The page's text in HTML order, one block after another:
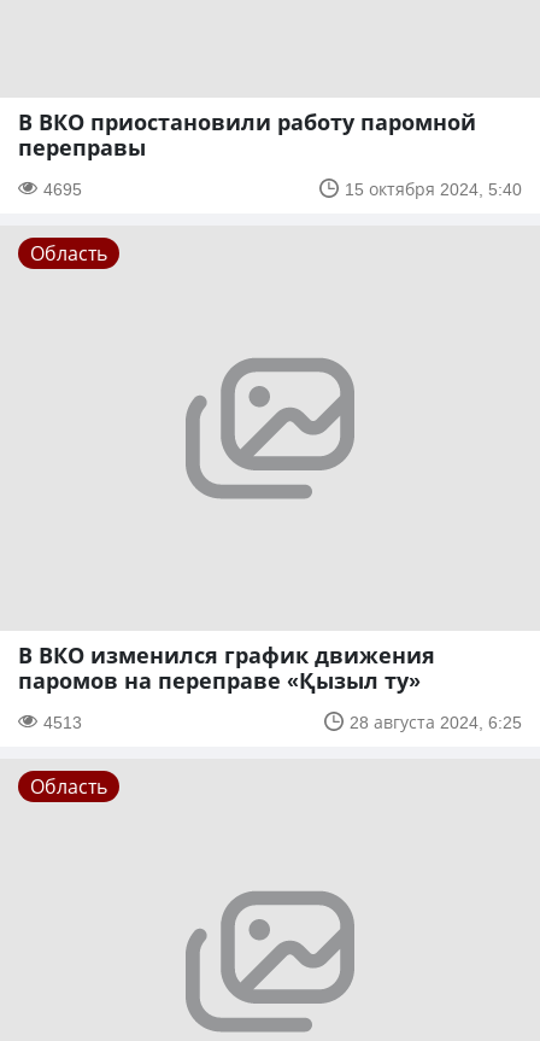
В ВКО приостановили работу паромной
переправы
4695 15 октября 2024, 5:40
Область
В ВКО изменился график движения
паромов на переправе «Қызыл ту»
4513 28 августа 2024, 6:25
Область